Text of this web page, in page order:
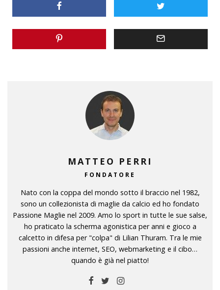
MATTEO PERRI
FONDATORE
Nato con la coppa del mondo sotto il braccio nel 1982,
sono un collezionista di maglie da calcio ed ho fondato
Passione Maglie nel 2009. Amo lo sport in tutte le sue salse,
ho praticato la scherma agonistica per anni e gioco a
calcetto in difesa per "colpa" di Lilian Thuram. Tra le mie
passioni anche internet, SEO, webmarketing e il cibo…
quando è già nel piatto!